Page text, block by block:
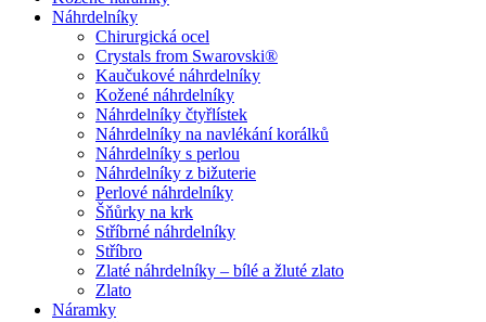
Náhrdelníky
Chirurgická ocel
Crystals from Swarovski®
Kaučukové náhrdelníky
Kožené náhrdelníky
Náhrdelníky čtyřlístek
Náhrdelníky na navlékání korálků
Náhrdelníky s perlou
Náhrdelníky z bižuterie
Perlové náhrdelníky
Šňůrky na krk
Stříbrné náhrdelníky
Stříbro
Zlaté náhrdelníky – bílé a žluté zlato
Zlato
Náramky